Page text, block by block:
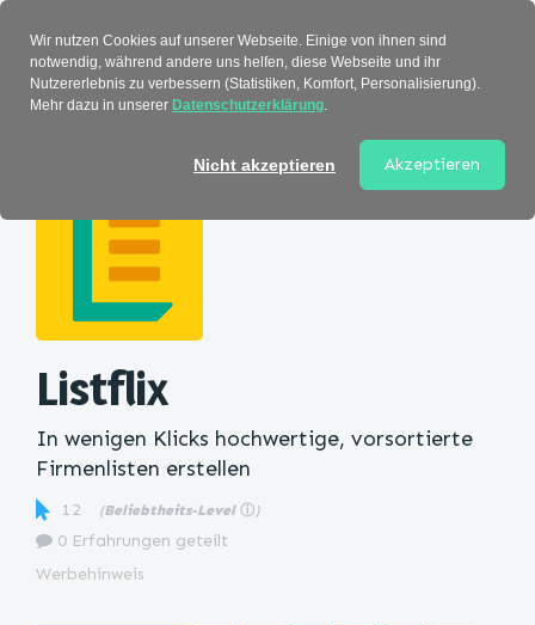
Listflix
In wenigen Klicks hochwertige, vorsortierte
Firmenlisten erstellen
12 (Beliebtheits-Level ⓘ )
0 Erfahrungen geteilt
Werbehinweis
Wir nutzen Cookies auf unserer Webseite. Einige von ihnen sind
notwendig, während andere uns helfen, diese Webseite und ihr
Nutzererlebnis zu verbessern (Statistiken, Komfort, Personalisierung).
Mehr dazu in unserer Datenschutzerklärung.
Nicht akzeptieren Akzeptieren